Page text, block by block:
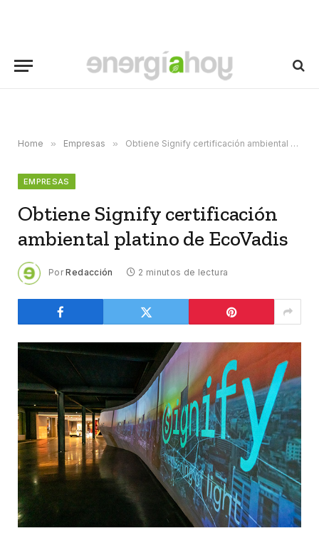
Home » Empresas » Obtiene Signify certificación ambiental platino de EcoVadis
EMPRESAS
Obtiene Signify certificación
ambiental platino de EcoVadis
Por Redacción 2 minutos de lectura